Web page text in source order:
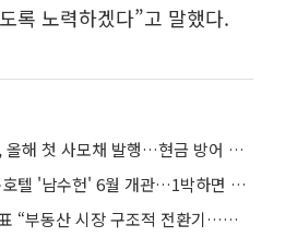
록 노력하겠다”고 말했다.
운용보수 꺾인 마스턴, 올해 첫 사모채 발행…현금 방어 과제 부상
수원화성 성곽 옆 한옥호텔 '남수헌' 6월 개관…1박하면 달라지는 수원여행
박형석 마스턴운용 대표 “부동산 시장 구조적 전환기…선별 투자가 핵심”